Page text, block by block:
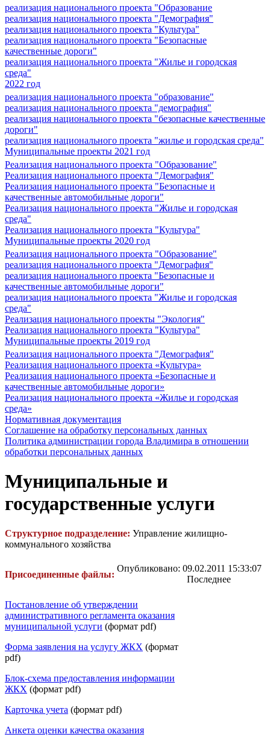
реализация национального проекта "Образование
реализация национального проекта "Демография"
реализация национального проекта "Культура"
реализация национального проекта "Безопасные
качественные дороги"
реализация национального проекта "Жилье и городская
среда"
2022 год
реализация национального проекта "образование"
реализация национального проекта "демография"
реализация национального проекта "безопасные качественные
дороги"
реализация национального проекта "жилье и городская среда"
Муниципальные проекты 2021 год
Реализация национального проекта "Образование"
Реализация национального проекта "Демография"
Реализация национального проекта "Безопасные и
качественные автомобильные дороги"
Реализация национального проекта "Жилье и городская
среда"
Реализация национального проекта "Культура"
Муниципальные проекты 2020 год
Реализация национального проекта "Образование"
реализация национального проекта "Демография"
реализация национального проекта "Безопасные и
качественные автомобильные дороги"
реализация национального проекта "Жилье и городская
среда"
Реализация национального проекты "Экология"
Реализация национального проекта "Культура"
Муниципальные проекты 2019 год
Реализация национального проекта "Демография"
Реализация национального проекта «Культура»
Реализация национального проекта «Безопасные и
качественные автомобильные дороги»
Реализация национального проекта «Жилье и городская
среда»
Нормативная документация
Соглашение на обработку персональных данных
Политика администрации города Владимира в отношении
обработки персональных данных
Муниципальные и
государственные услуги
Структурное подразделение: Управление жилищно-
коммунального хозяйства
Присоединенные файлы:
Постановление об утверждении
административного регламента оказания
муниципальной услуги (формат pdf)
Форма заявления на услугу ЖКХ (формат
pdf)
Блок-схема предоставления информации
ЖКХ (формат pdf)
Карточка учета (формат pdf)
Анкета оценки качества оказания
Опубликовано: 09.02.2011 15:33:07
Последнее